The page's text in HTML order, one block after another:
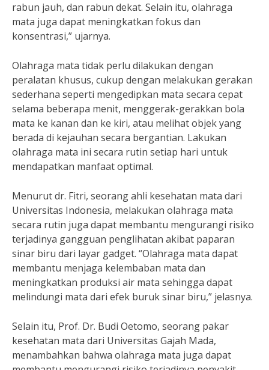
rabun jauh, dan rabun dekat. Selain itu, olahraga
mata juga dapat meningkatkan fokus dan
konsentrasi,” ujarnya.
Olahraga mata tidak perlu dilakukan dengan
peralatan khusus, cukup dengan melakukan gerakan
sederhana seperti mengedipkan mata secara cepat
selama beberapa menit, menggerak-gerakkan bola
mata ke kanan dan ke kiri, atau melihat objek yang
berada di kejauhan secara bergantian. Lakukan
olahraga mata ini secara rutin setiap hari untuk
mendapatkan manfaat optimal.
Menurut dr. Fitri, seorang ahli kesehatan mata dari
Universitas Indonesia, melakukan olahraga mata
secara rutin juga dapat membantu mengurangi risiko
terjadinya gangguan penglihatan akibat paparan
sinar biru dari layar gadget. “Olahraga mata dapat
membantu menjaga kelembaban mata dan
meningkatkan produksi air mata sehingga dapat
melindungi mata dari efek buruk sinar biru,” jelasnya.
Selain itu, Prof. Dr. Budi Oetomo, seorang pakar
kesehatan mata dari Universitas Gajah Mada,
menambahkan bahwa olahraga mata juga dapat